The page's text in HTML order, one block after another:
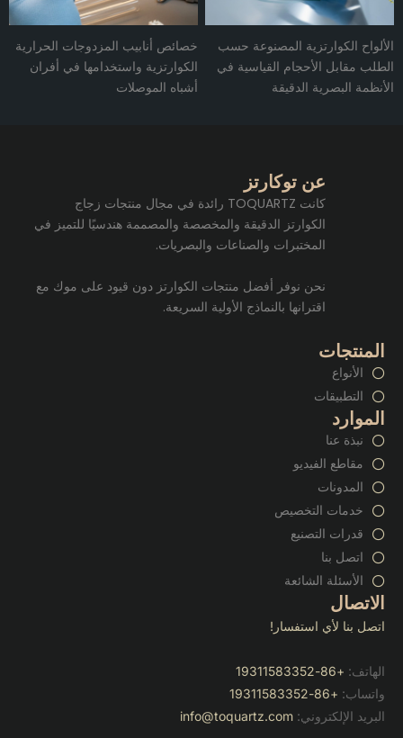
الألواح الكوارتزية المصنوعة حسب
الطلب مقابل الأحجام القياسية في
الأنظمة البصرية الدقيقة
خصائص أنابيب المزدوجات الحرارية
الكوارتزية واستخدامها في أفران
أشباه الموصلات
عن توكارتز
كانت TOQUARTZ رائدة في مجال منتجات زجاج
الكوارتز الدقيقة والمخصصة والمصممة هندسيًا للتميز في
المختبرات والصناعات والبصريات.
نحن نوفر أفضل منتجات الكوارتز دون قيود على موك مع
اقترانها بالنماذج الأولية السريعة.
المنتجات
الأنواع
التطبيقات
الموارد
نبذة عنا
مقاطع الفيديو
المدونات
خدمات التخصيص
قدرات التصنيع
اتصل بنا
الأسئلة الشائعة
الاتصال
اتصل بنا لأي استفسار!
الهاتف: +86-19311583352
واتساب: +86-19311583352
البريد الإلكتروني: info@toquartz.com